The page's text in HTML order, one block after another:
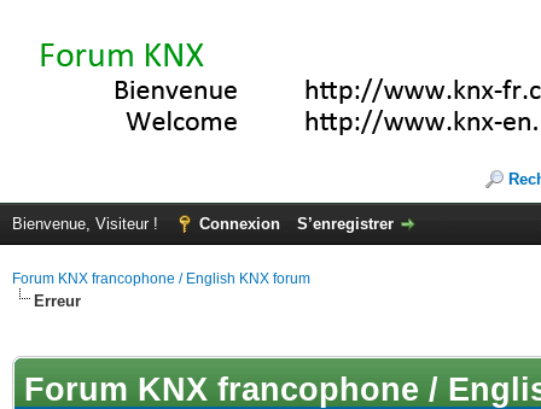
Bienvenue, Visiteur ! Connexion S’enregistrer
Forum KNX francophone / English KNX forum
Erreur
Forum KNX francophone /